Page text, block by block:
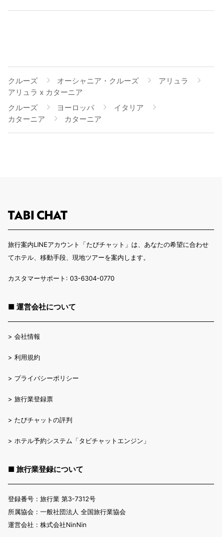
クルーズ オーシャニア・クルーズ
アリュラ
アリュラ x カターニア
クルーズ
ヨーロッパ
イタリア
カターニア
カターニア
旅行案内LINEアカウント「たびチャット」は、あなたの希望に合わせ
てホテル、移動手段、現地ツアーを案内します。
カスタマーサポート: 03-6304-0770
■ 運営会社について
> 会社情報
> 利用規約
> プライバシーポリシー
> 旅行業登録票
> たびチャットの評判
> ホテル予約システム「タビチャットエンジン」
■ 旅行業登録について
登録番号：旅行業 第3-7312号
所属協会：一般社団法人 全国旅行業協会
運営会社：株式会社NinNin